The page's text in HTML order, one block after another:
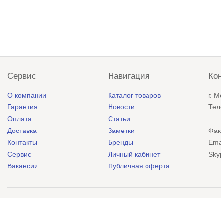
Сервис
О компании
Гарантия
Оплата
Доставка
Контакты
Сервис
Вакансии
Навигация
Каталог товаров
Новости
Статьи
Заметки
Бренды
Личный кабинет
Публичная оферта
г.